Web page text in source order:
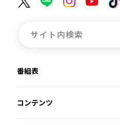
番組表
コンテンツ